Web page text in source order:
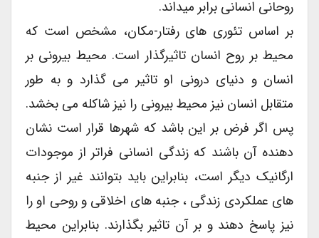
روحانی انسانی برابر میداند.
بر اساس تئوری های رفتار-مکان، مشخص است که
محیط بر روح انسان تاثیرگذار است. محیط بیرونی بر
انسان و دنیای درونی او تاثیر می گذارد و به طور
متقابل انسان نیز محیط بیرونی را نیز شاکله می بخشد.
پس اگر فرض بر این باشد که شهرها قرار است نشان
دهنده آن باشند که زندگی انسانی فراتر از موجودات
ارگانیک دیگر است، بنابراین باید بتوانند غیر از جنبه
های عملکردی زندگی ، جنبه های اخلاقی و روحی او را
نیز پاسخ دهند و بر آن تاثیر بگذارند. بنابراین محیط